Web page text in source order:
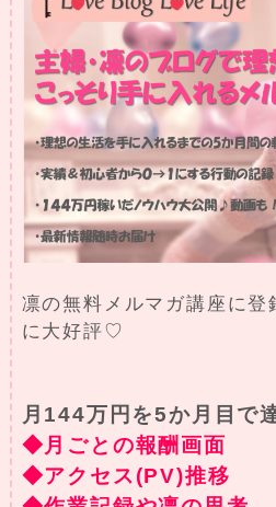
凛の無料メルマガ講座に登
に大好評♡
月144万円を5か月目で
◆月ごとの報酬画面
◆アクセス(PV)推移